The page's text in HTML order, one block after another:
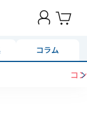
コラム
たしました